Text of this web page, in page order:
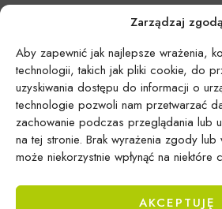
Zarządzaj zgodą
Aby zapewnić jak najlepsze wrażenia,
technologii, takich jak pliki cookie, do
uzyskiwania dostępu do informacji o
technologie pozwoli nam przetwarzać
zachowanie podczas przeglądania lub
na tej stronie. Brak wyrażenia zgody
może niekorzystnie wpłynąć na niektóre
AKCEPTUJĘ